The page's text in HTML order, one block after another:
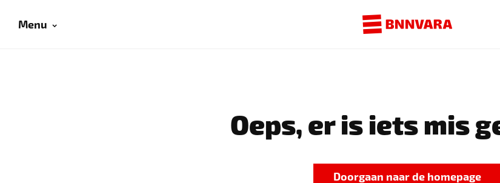
Menu
Oeps, er is iets mis
Doorgaan naar de homepage